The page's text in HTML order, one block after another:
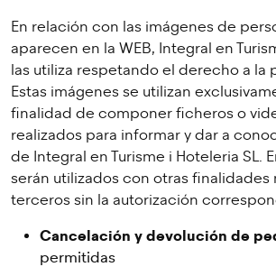
En relación con las imágenes de
aparecen en la WEB, Integral en
las utiliza respetando el derecho a la
Estas imágenes se utilizan
finalidad de componer ficheros o
realizados para informar y dar a
de Integral en Turisme i Hoteleria SL.
serán utilizados con otras finalidades
terceros sin la autorización
Cancelación y devolución de
permitidas